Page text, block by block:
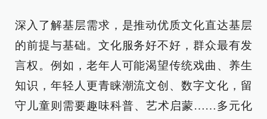
深入了解基层需求，是推动优质文化直达基层
的前提与基础。文化服务好不好，群众最有发
言权。例如，老年人可能渴望传统戏曲、养生
知识，年轻人更青睐潮流文创、数字文化，留
守儿童则需要趣味科普、艺术启蒙……多元化